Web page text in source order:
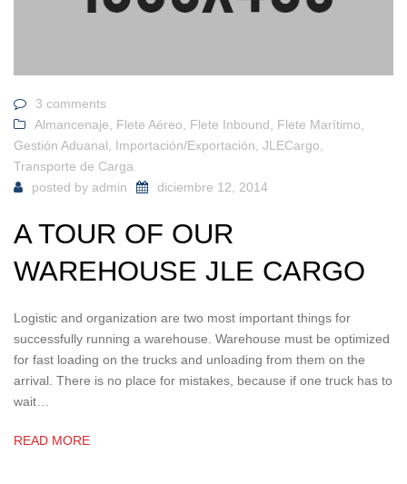
3 comments
Almancenaje, Flete Aéreo, Flete Inbound, Flete Marítimo,
Gestión Aduanal, Importación/Exportación, JLECargo,
Transporte de Carga
posted by admin diciembre 12, 2014
A TOUR OF OUR
WAREHOUSE JLE CARGO
Logistic and organization are two most important things for
successfully running a warehouse. Warehouse must be optimized
for fast loading on the trucks and unloading from them on the
arrival. There is no place for mistakes, because if one truck has to
wait…
READ MORE